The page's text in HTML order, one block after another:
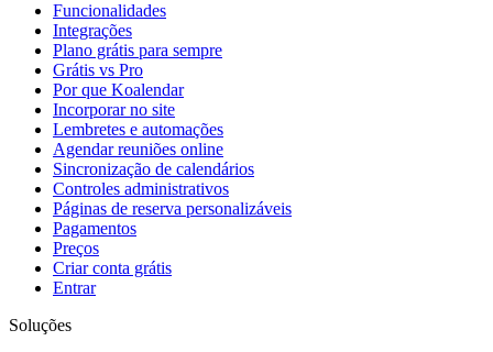
Funcionalidades
Integrações
Plano grátis para sempre
Grátis vs Pro
Por que Koalendar
Incorporar no site
Lembretes e automações
Agendar reuniões online
Sincronização de calendários
Controles administrativos
Páginas de reserva personalizáveis
Pagamentos
Preços
Criar conta grátis
Entrar
Soluções